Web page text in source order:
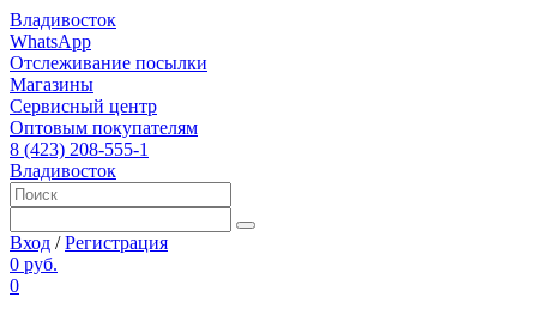
Владивосток
WhatsApp
Отслеживание посылки
Магазины
Сервисный центр
Оптовым покупателям
8 (423) 208-555-1
Владивосток
Вход /Регистрация
0 руб.
0